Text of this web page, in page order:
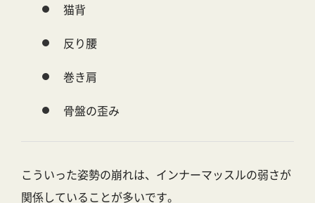
猫背
反り腰
巻き肩
骨盤の歪み
こういった姿勢の崩れは、インナーマッスルの弱さが
関係していることが多いです。